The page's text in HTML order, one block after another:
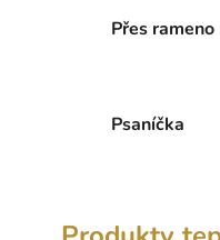
Přes rameno
Psaníčka